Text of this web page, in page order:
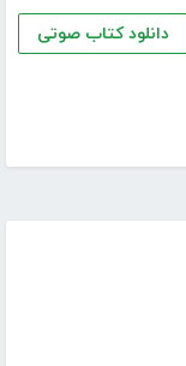
دانلود کتاب صوتی